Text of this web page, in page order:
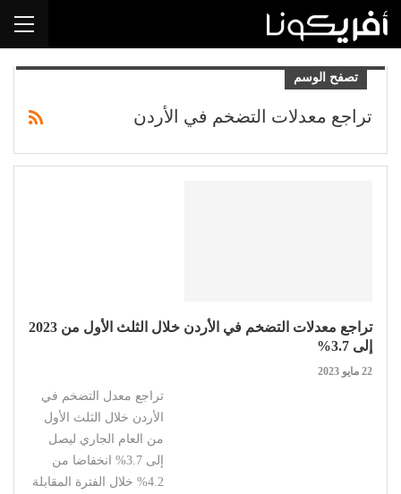
تصفح الوسم
تراجع معدلات التضخم في الأردن
تراجع معدلات التضخم في الأردن خلال الثلث الأول من 2023
إلى 3.7%
22 مايو 2023
تراجع معدل التضخم في
الأردن خلال الثلث الأول
من العام الجاري ليصل
إلى 3.7% انخفاضا من
4.2% خلال الفترة المقابلة